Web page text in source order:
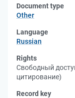
Document type
Other
Language
Russian
Rights
Свободный
цитирование)
Record key